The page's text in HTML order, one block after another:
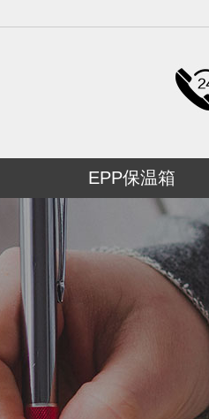
EPP保温箱